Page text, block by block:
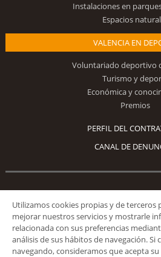
Instalaciones en
Espacios
VALENCIA EN
Voluntariado deportivo
Turismo y
Económica y
Premios
PERFIL DEL
CANAL DE
Utilizamos cookies propias y de terceros
mejorar nuestros servicios y mostrarle
relacionada con sus preferencias
análisis de sus hábitos de navegación. Si
navegando, consideramos que acepta su